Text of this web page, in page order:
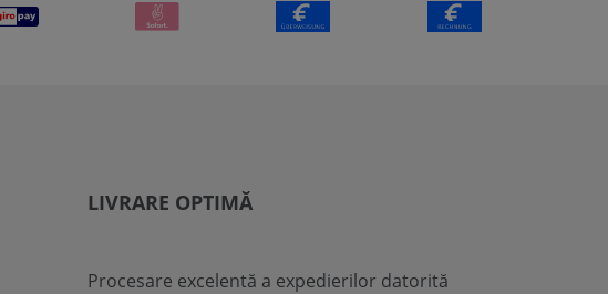
LIVRARE OPTIMĂ
Procesare excelentă a expedierilor datorită